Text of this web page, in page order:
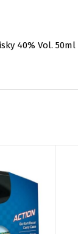
40% Vol. 50ml